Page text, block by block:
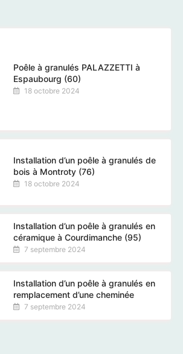
Poêle à granulés PALAZZETTI à
Espaubourg (60)
18 octobre 2024
Installation d’un poêle à granulés de
bois à Montroty (76)
18 octobre 2024
Installation d’un poêle à granulés en
céramique à Courdimanche (95)
7 septembre 2024
Installation d’un poêle à granulés en
remplacement d’une cheminée
7 septembre 2024